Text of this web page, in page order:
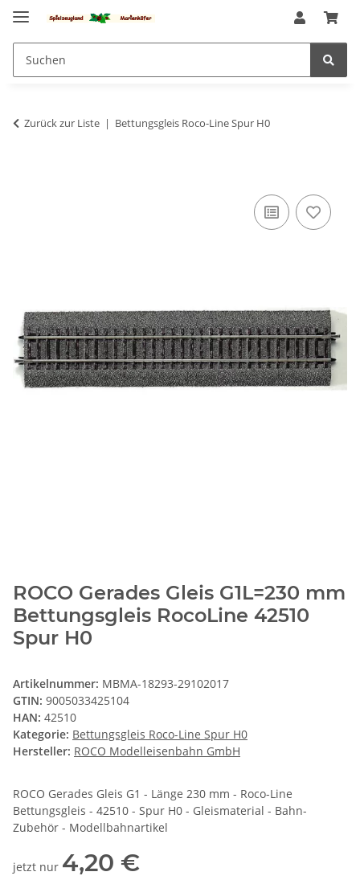
Zurück zur Liste Bettungsgleis Roco-Line Spur H0
ROCO Gerades Gleis G1L=230 mm
Bettungsgleis RocoLine 42510
Spur H0
Artikelnummer: MBMA-18293-29102017
GTIN: 9005033425104
HAN: 42510
Kategorie: Bettungsgleis Roco-Line Spur H0
Hersteller: ROCO Modelleisenbahn GmbH
ROCO Gerades Gleis G1 - Länge 230 mm - Roco-Line
Bettungsgleis - 42510 - Spur H0 - Gleismaterial - Bahn-
Zubehör - Modellbahnartikel
jetzt nur 4,20 €